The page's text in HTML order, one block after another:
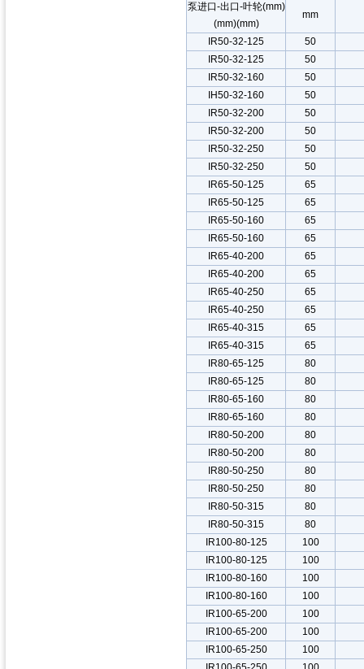
泵进口-出口-叶轮(mm)
(mm)(mm)
mm
IR50-32-125
50
IR50-32-125
50
IR50-32-160
50
IH50-32-160
50
IR50-32-200
50
IR50-32-200
50
IR50-32-250
50
IR50-32-250
50
IR65-50-125
65
IR65-50-125
65
IR65-50-160
65
IR65-50-160
65
IR65-40-200
65
IR65-40-200
65
IR65-40-250
65
IR65-40-250
65
IR65-40-315
65
IR65-40-315
65
IR80-65-125
80
IR80-65-125
80
IR80-65-160
80
IR80-65-160
80
IR80-50-200
80
IR80-50-200
80
IR80-50-250
80
IR80-50-250
80
IR80-50-315
80
IR80-50-315
80
IR100-80-125
100
IR100-80-125
100
IR100-80-160
100
IR100-80-160
100
IR100-65-200
100
IR100-65-200
100
IR100-65-250
100